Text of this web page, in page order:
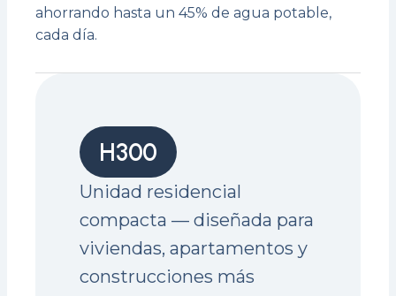
ahorrando hasta un 45% de agua potable,
cada día.
H300
Unidad residencial
compacta — diseñada para
viviendas, apartamentos y
construcciones más